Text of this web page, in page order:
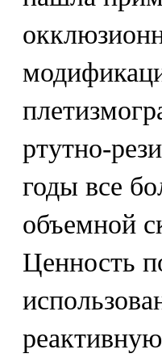
ртутно-
годы все
объемной
Ценность